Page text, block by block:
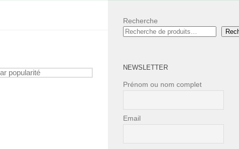
Recherche
NEWSLETTER
Prénom ou nom complet
Email